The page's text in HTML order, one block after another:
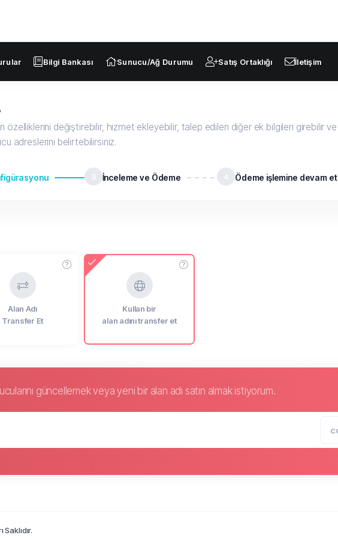
Bilgi Bankası Sunucu/Ağ Durumu Satış Ortaklığı İletişim
özelliklerini değiştirebilir, hizmet ekleyebilir, talep edilen diğer ek bilgileri girebilir ve
adreslerini belirtebilirsiniz.
3 İnceleme ve Ödeme 4 Ödeme işlemine devam et
Alan Adı
Transfer Et
Kullan bir
alan adını transfer et
güncellemek veya yeni bir alan adı satın almak istiyorum.